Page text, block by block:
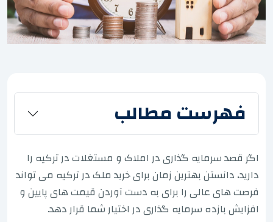
فهرست مطالب
اگر قصد سرمایه گذاری در املاک و مستغلات در ترکیه را
دارید، دانستن بهترین زمان برای خرید ملک در ترکیه می تواند
فرصت های عالی را برای به دست آوردن قیمت های پایین و
افزایش بازده سرمایه گذاری در اختیار شما قرار دهد.